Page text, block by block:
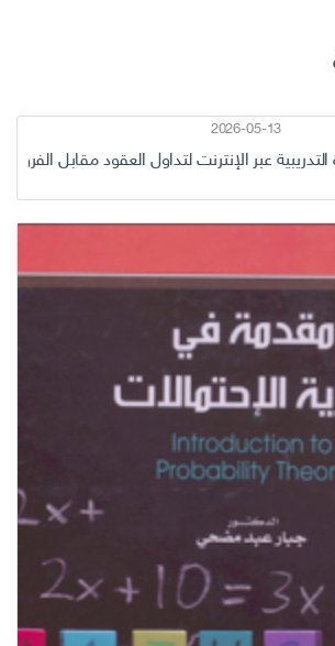
2026-05-13
عبر الإنترنت لتداول العقود مقابل